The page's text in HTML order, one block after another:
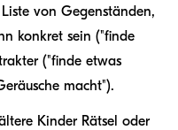
von Gegenständen,
konkret sein ("finde
("finde etwas
macht").
Kinder Rätsel oder